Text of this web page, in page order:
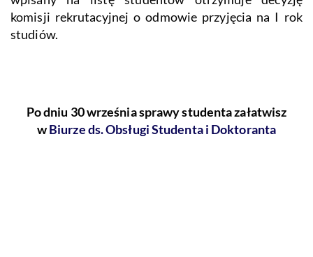
komisji rekrutacyjnej o odmowie przyjęcia na I rok
studiów.
Po dniu 30 września sprawy studenta załatwisz
wBiurze ds. Obsługi Studenta i Doktoranta